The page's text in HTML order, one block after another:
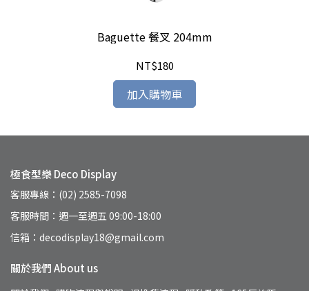
Baguette 餐叉 204mm
NT$180
加入購物車
極食型樂 Deco Display
客服專線：(02) 2585-7098
客服時間：週一至週五 09:00-18:00
信箱：decodisplay18@gmail.com
關於我們 About us